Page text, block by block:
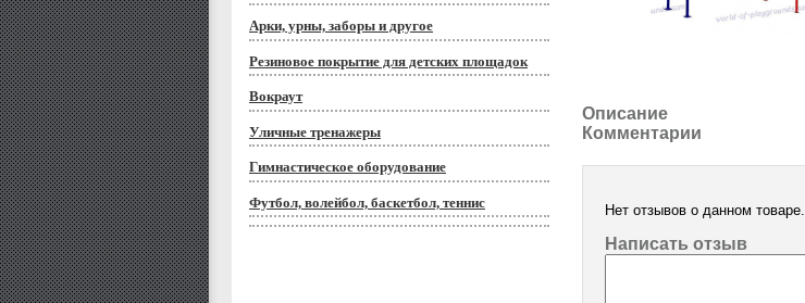
Арки, урны, заборы и другое
Резиновое покрытие для детских площадок
Вокраут
Уличные тренажеры
Гимнастическое оборудование
Футбол, волейбол, баскетбол, теннис
Описание
Комментарии
Нет отзывов о данном товаре.
Написать отзыв